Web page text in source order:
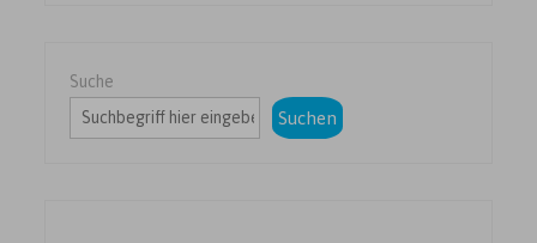
Suche
Suchen